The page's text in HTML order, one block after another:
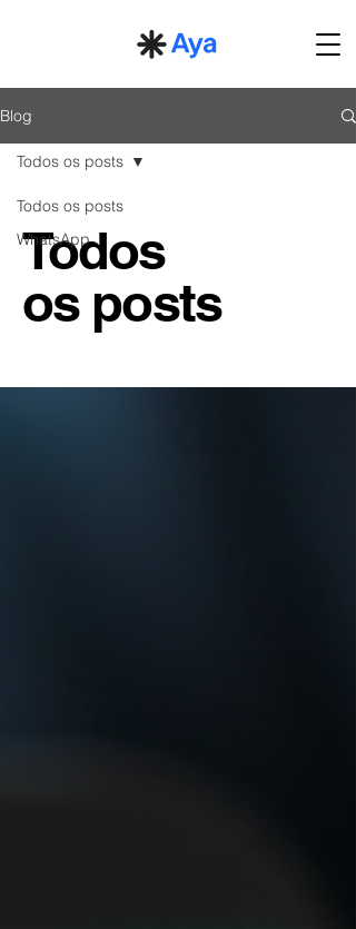
Blog
Todos os posts
WhatsApp
Todos os posts
Todos
os posts